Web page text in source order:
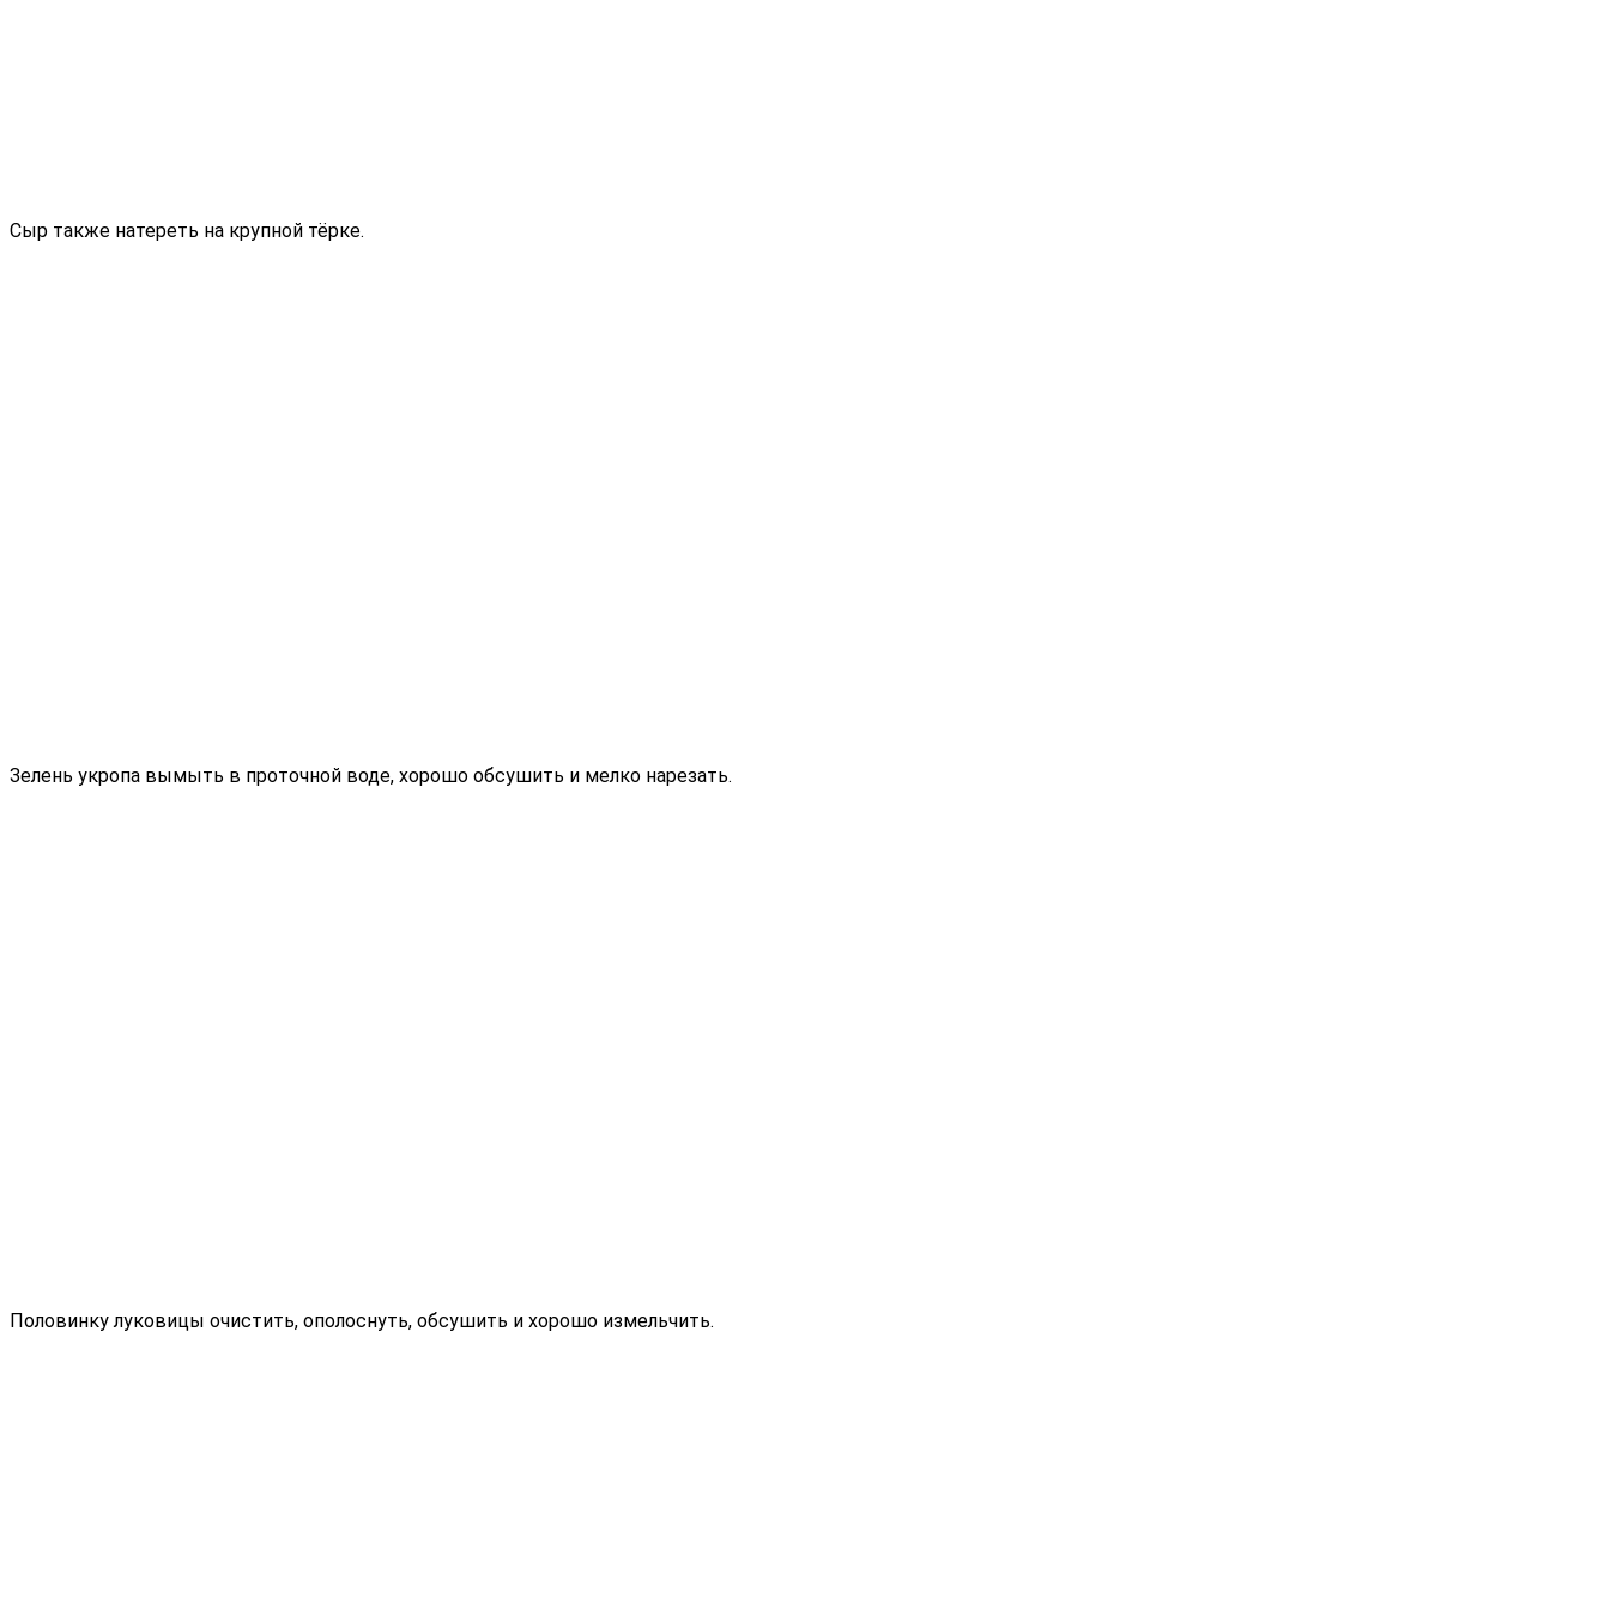
Сыр также натереть на крупной тёрке.
Зелень укропа вымыть в проточной воде, хорошо обсушить и мелко нарезать.
Половинку луковицы очистить, ополоснуть, обсушить и хорошо измельчить.